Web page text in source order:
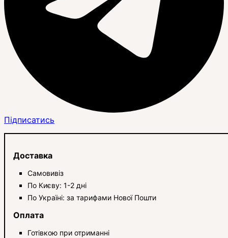
Підписатись
Доставка
Самовивіз
По Києву: 1-2 дні
По Україні: за тарифами Нової Пошти
Оплата
Готівкою при отриманні